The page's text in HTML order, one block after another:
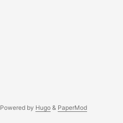
Powered by Hugo & PaperMod